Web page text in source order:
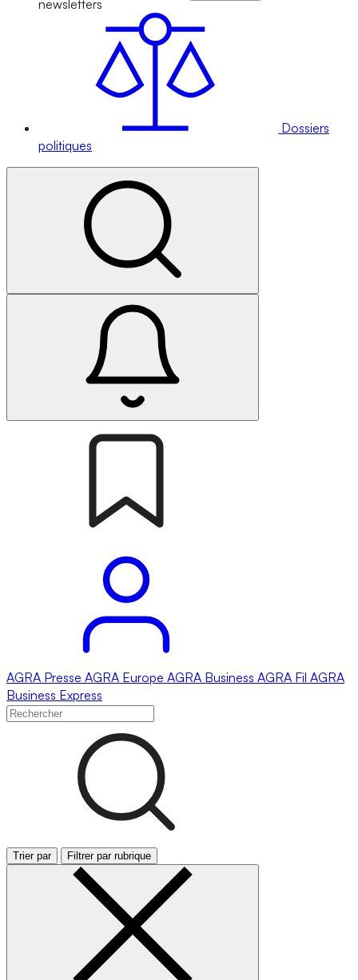
newsletters
Dossiers
politiques
AGRA Presse AGRA Europe AGRA Business AGRA Fil AGRA
Business Express
Trier par Filtrer par rubrique